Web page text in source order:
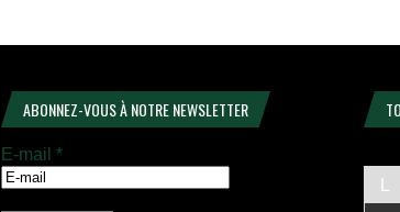
ABONNEZ-VOUS À NOTRE NEWSLETTER
E-mail *